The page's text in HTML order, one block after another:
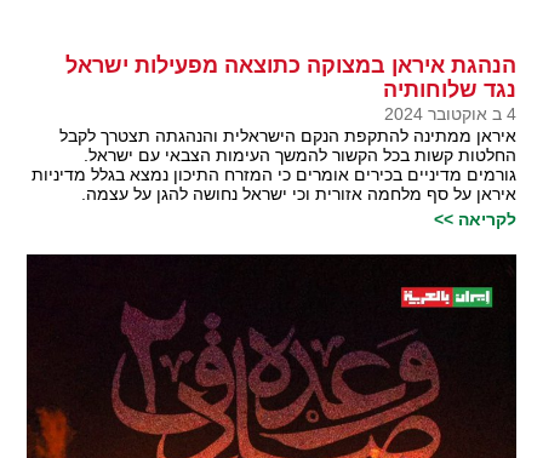
הנהגת איראן במצוקה כתוצאה מפעילות ישראל
נגד שלוחותיה
4 ב אוקטובר 2024
איראן ממתינה להתקפת הנקם הישראלית והנהגתה תצטרך לקבל
החלטות קשות בכל הקשור להמשך העימות הצבאי עם ישראל.
גורמים מדיניים בכירים אומרים כי המזרח התיכון נמצא בגלל מדיניות
איראן על סף מלחמה אזורית וכי ישראל נחושה להגן על עצמה.
לקריאה >>